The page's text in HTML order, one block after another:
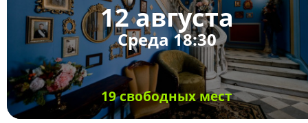
12 августа
Среда 18:30
19 свободных мест